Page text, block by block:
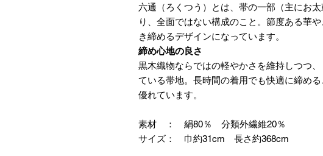
六通（ろくつう）とは、帯の一部（主にお
り、全面ではない構成のこと。節度ある華
き締めるデザインになっています。
締め心地の良さ
黒木織物ならではの軽やかさを維持しつつ
ている帯地。長時間の着用でも快適に締め
優れています。
素材 ： 絹80％ 分類外繊維20％
サイズ： 巾約31cm 長さ約368cm